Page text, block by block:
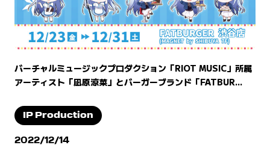
バーチャルミュージックプロダクション「RIOT MUSIC」所属
アーティスト「凪原涼菜」とバーガーブランド「FATBUR...
IP Production
2022/12/14